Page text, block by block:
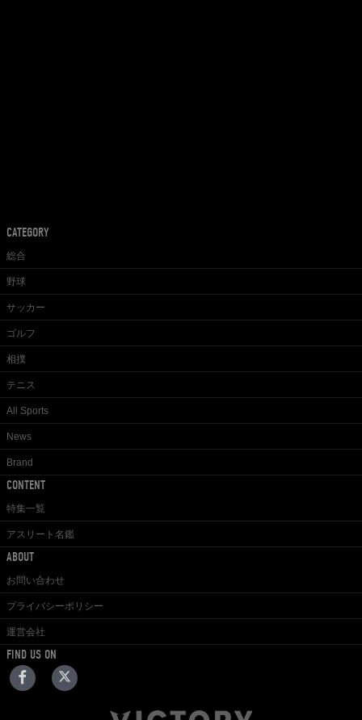
CATEGORY
総合
野球
サッカー
ゴルフ
相撲
テニス
All Sports
News
Brand
CONTENT
特集一覧
アスリート名鑑
ABOUT
お問い合わせ
プライバシーポリシー
運営会社
FIND US ON